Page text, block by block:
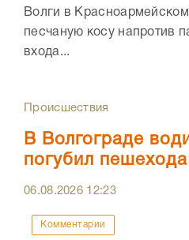
Волги в
песчаную косу напротив
входа...
Происшествия
В Волгограде
погубил пешехода
06.08.2026 12:23
Комментарии